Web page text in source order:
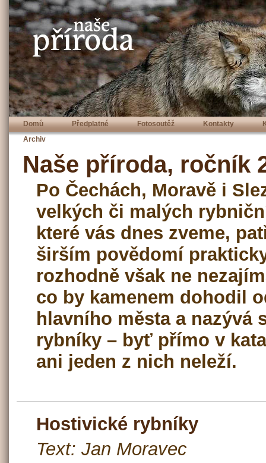
Domů Předplatné Fotosoutěž Kontakty
Archiv
Naše příroda, ročník
Po Čechách, Moravě i
velkých či malých
které vás dnes zveme,
širším povědomí
rozhodně však ne
co by kamenem dohodil
hlavního města a nazývá
rybníky – byť přímo v
ani jeden z nich neleží.
Hostivické rybníky
Text: Jan Moravec